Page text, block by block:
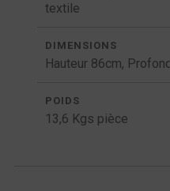
textile
DIMENSIONS
Hauteur 86cm,
POIDS
13,6 Kgs pièce